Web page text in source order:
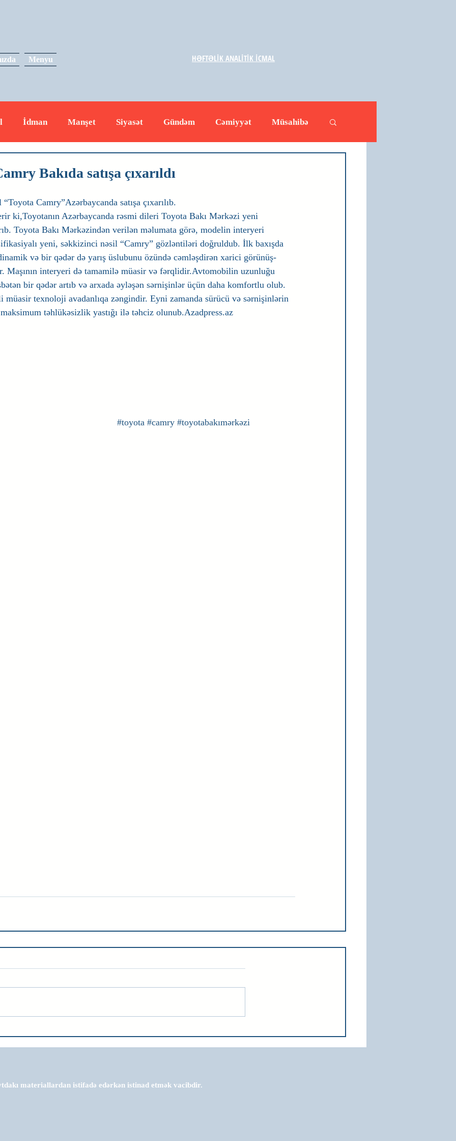
Menyu
İdman Manşet Siyasət Gündəm Cəmiyyət Müsahibə
Bakıda satışa çıxarıldı
Camry”Azərbaycanda satışa çıxarılıb.
ki,Toyotanın Azərbaycanda rəsmi dileri Toyota Bakı Mərkəzi yeni
Toyota Bakı Mərkəzindən verilən məlumata görə, modelin interyeri
yeni, səkkizinci nəsil “Camry” gözləntiləri doğruldub. İlk baxışda
və bir qədər də yarış üslubunu özündə cəmləşdirən xarici görünüş-
Maşının interyeri də tamamilə müasir və fərqlidir.Avtomobilin uzunluğu
bir qədər artıb və arxada əyləşən sərnişinlər üçün daha komfortlu olub.
müasir texnoloji avadanlıqa zəngindir. Eyni zamanda sürücü və sərnişinlərin
təhlükəsizlik yastığı ilə təhciz olunub.Azadpress.az
#toyota #camry #toyotabakımərkəzi
HƏFTƏLİK ANALİTİK İCMAL
materiallardan istifadə edərkən istinad etmək vacibdir.